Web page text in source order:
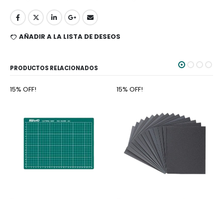
AÑADIR A LA LISTA DE DESEOS
PRODUCTOS RELACIONADOS
15% OFF! 15% OFF!